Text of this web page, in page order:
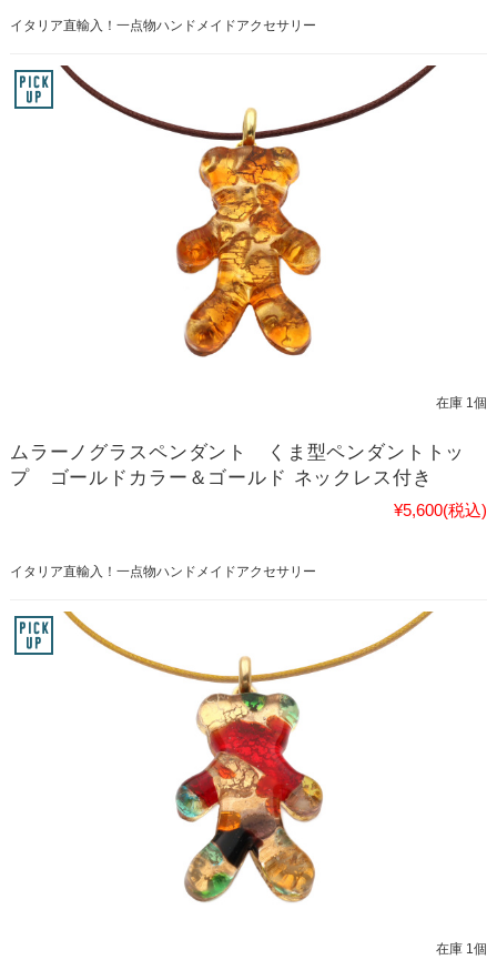
イタリア直輸入！一点物ハンドメイドアクセサリー
在庫 1個
ムラーノグラスペンダント くま型ペンダントトッ
プ ゴールドカラー＆ゴールド ネックレス付き
¥5,600(税込)
イタリア直輸入！一点物ハンドメイドアクセサリー
在庫 1個